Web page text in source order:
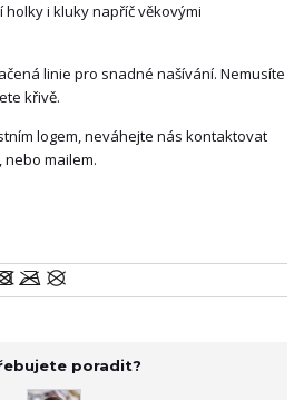
i kluky napříč věkovými
linie pro snadné našívání. Nemusíte
křivě.
logem, neváhejte nás kontaktovat
, nebo mailem.
poradit?